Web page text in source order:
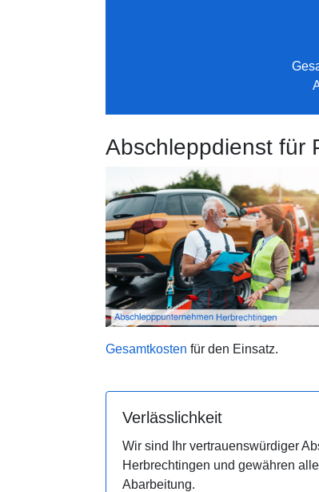
Abschleppdienst für
Gesamtkosten für den Einsatz.
Verlässlichkeit
Wir sind Ihr vertrauenswürdiger
Herbrechtingen und gewähren
Abarbeitung.